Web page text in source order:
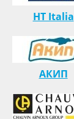
HT Italia
АКИП